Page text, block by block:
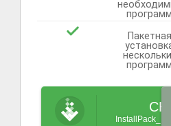
программ
Пакетная
программ